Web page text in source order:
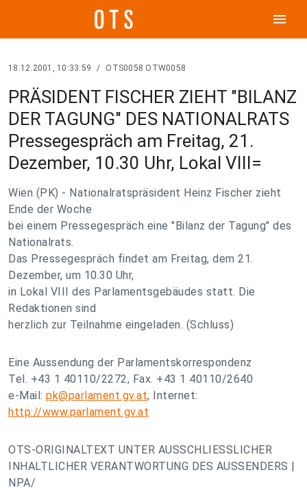
menu
18.12.2001, 10:33:59 / OTS0058 OTW0058
PRÄSIDENT FISCHER ZIEHT "BILANZ
DER TAGUNG" DES NATIONALRATS
Pressegespräch am Freitag, 21.
Dezember, 10.30 Uhr, Lokal VIII=
Wien (PK) - Nationalratspräsident Heinz Fischer zieht
Ende der Woche
bei einem Pressegespräch eine "Bilanz der Tagung" des
Nationalrats.
Das Pressegespräch findet am Freitag, dem 21.
Dezember, um 10.30 Uhr,
in Lokal VIII des Parlamentsgebäudes statt. Die
Redaktionen sind
herzlich zur Teilnahme eingeladen. (Schluss)
Eine Aussendung der Parlamentskorrespondenz
Tel. +43 1 40110/2272, Fax. +43 1 40110/2640
e-Mail: pk@parlament.gv.at, Internet:
http://www.parlament.gv.at
OTS-ORIGINALTEXT UNTER AUSSCHLIESSLICHER
INHALTLICHER VERANTWORTUNG DES AUSSENDERS |
NPA/